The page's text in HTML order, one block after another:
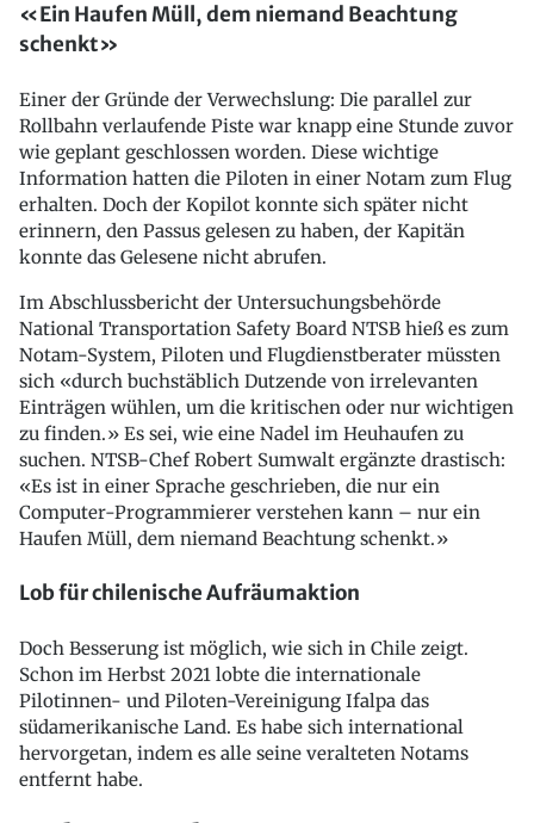
«Ein Haufen Müll, dem niemand Beachtung
schenkt»
Einer der Gründe der Verwechslung: Die parallel zur
Rollbahn verlaufende Piste war knapp eine Stunde zuvor
wie geplant geschlossen worden. Diese wichtige
Information hatten die Piloten in einer Notam zum Flug
erhalten. Doch der Kopilot konnte sich später nicht
erinnern, den Passus gelesen zu haben, der Kapitän
konnte das Gelesene nicht abrufen.
Im Abschlussbericht der Untersuchungsbehörde
National Transportation Safety Board NTSB hieß es zum
Notam-System, Piloten und Flugdienstberater müssten
sich «durch buchstäblich Dutzende von irrelevanten
Einträgen wühlen, um die kritischen oder nur wichtigen
zu finden.» Es sei, wie eine Nadel im Heuhaufen zu
suchen. NTSB-Chef Robert Sumwalt ergänzte drastisch:
«Es ist in einer Sprache geschrieben, die nur ein
Computer-Programmierer verstehen kann – nur ein
Haufen Müll, dem niemand Beachtung schenkt.»
Lob für chilenische Aufräumaktion
Doch Besserung ist möglich, wie sich in Chile zeigt.
Schon im Herbst 2021 lobte die internationale
Pilotinnen- und Piloten-Vereinigung Ifalpa das
südamerikanische Land. Es habe sich international
hervorgetan, indem es alle seine veralteten Notams
entfernt habe.